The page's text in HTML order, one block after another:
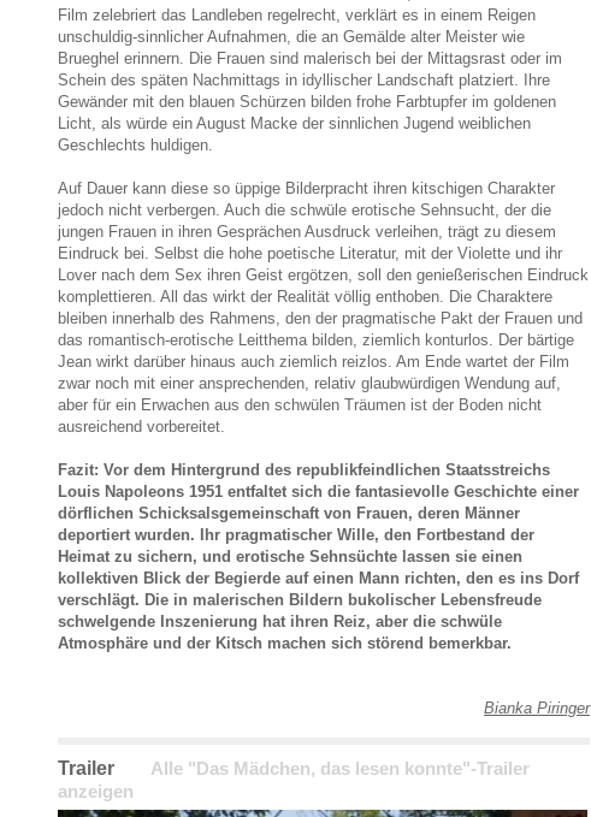
Film zelebriert das Landleben regelrecht, verklärt es in einem Reigen
unschuldig-sinnlicher Aufnahmen, die an Gemälde alter Meister wie
Brueghel erinnern. Die Frauen sind malerisch bei der Mittagsrast oder im
Schein des späten Nachmittags in idyllischer Landschaft platziert. Ihre
Gewänder mit den blauen Schürzen bilden frohe Farbtupfer im goldenen
Licht, als würde ein August Macke der sinnlichen Jugend weiblichen
Geschlechts huldigen.
Auf Dauer kann diese so üppige Bilderpracht ihren kitschigen Charakter
jedoch nicht verbergen. Auch die schwüle erotische Sehnsucht, der die
jungen Frauen in ihren Gesprächen Ausdruck verleihen, trägt zu diesem
Eindruck bei. Selbst die hohe poetische Literatur, mit der Violette und ihr
Lover nach dem Sex ihren Geist ergötzen, soll den genießerischen Eindruck
komplettieren. All das wirkt der Realität völlig enthoben. Die Charaktere
bleiben innerhalb des Rahmens, den der pragmatische Pakt der Frauen und
das romantisch-erotische Leitthema bilden, ziemlich konturlos. Der bärtige
Jean wirkt darüber hinaus auch ziemlich reizlos. Am Ende wartet der Film
zwar noch mit einer ansprechenden, relativ glaubwürdigen Wendung auf,
aber für ein Erwachen aus den schwülen Träumen ist der Boden nicht
ausreichend vorbereitet.
Fazit: Vor dem Hintergrund des republikfeindlichen Staatsstreichs
Louis Napoleons 1951 entfaltet sich die fantasievolle Geschichte einer
dörflichen Schicksalsgemeinschaft von Frauen, deren Männer
deportiert wurden. Ihr pragmatischer Wille, den Fortbestand der
Heimat zu sichern, und erotische Sehnsüchte lassen sie einen
kollektiven Blick der Begierde auf einen Mann richten, den es ins Dorf
verschlägt. Die in malerischen Bildern bukolischer Lebensfreude
schwelgende Inszenierung hat ihren Reiz, aber die schwüle
Atmosphäre und der Kitsch machen sich störend bemerkbar.
Bianka Piringer
Trailer
Alle "Das Mädchen, das lesen konnte"-Trailer
anzeigen